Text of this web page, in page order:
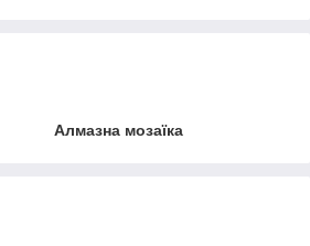
Алмазна мозаїка